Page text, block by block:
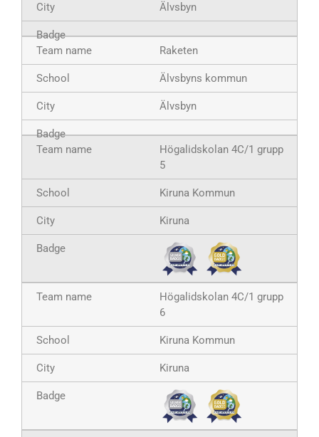
Älvsbyn
Raketen
Älvsbyns kommun
Älvsbyn
Högalidskolan 4C/1 grupp
5
Kiruna Kommun
Kiruna
Högalidskolan 4C/1 grupp
6
Kiruna Kommun
Kiruna